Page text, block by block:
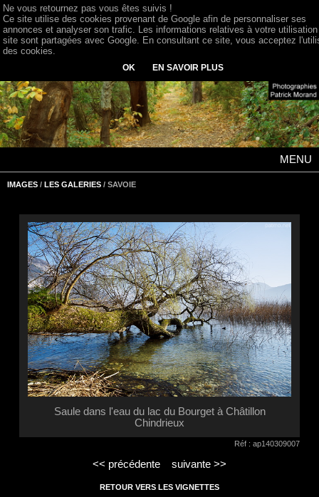
MENU
IMAGES / LES GALERIES / SAVOIE
Saule dans l'eau du lac du Bourget à Châtillon
Chindrieux
Réf : ap140309007
<< précédente suivante >>
RETOUR VERS LES VIGNETTES
Ne vous retournez pas vous êtes suivis !
Ce site utilise des cookies provenant de Google afin de personnaliser ses
annonces et analyser son trafic. Les informations relatives à votre
site sont partagées avec Google. En consultant ce site, vous acceptez
des cookies.
OK EN SAVOIR PLUS